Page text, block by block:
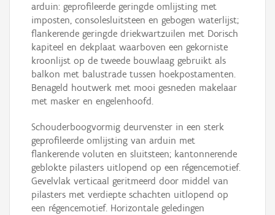
arduin: geprofileerde geringde omlijsting met
imposten, consolesluitsteen en gebogen waterlijst;
flankerende geringde driekwartzuilen met Dorisch
kapiteel en dekplaat waarboven een gekorniste
kroonlijst op de tweede bouwlaag gebruikt als
balkon met balustrade tussen hoekpostamenten.
Benageld houtwerk met mooi gesneden makelaar
met masker en engelenhoofd.
Schouderboogvormig deurvenster in een sterk
geprofileerde omlijsting van arduin met
flankerende voluten en sluitsteen; kantonnerende
geblokte pilasters uitlopend op een régencemotief.
Gevelvlak verticaal geritmeerd door middel van
pilasters met verdiepte schachten uitlopend op
een régencemotief. Horizontale geledingen